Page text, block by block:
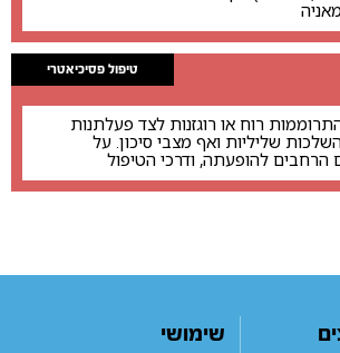
טיפול פסיכיאטרי
רוח או רוגזנות לצד פעלתנות
שליליות ואף מצבי סיכון. על
הרחבים להופעתה, ודרכי הטיפול
שימושי